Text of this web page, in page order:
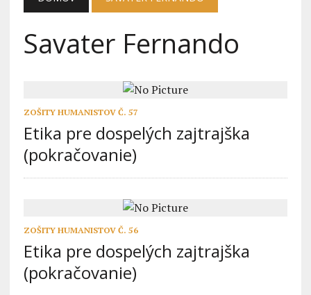
Savater Fernando
ZOŠITY HUMANISTOV Č. 57
Etika pre dospelých zajtrajška
(pokračovanie)
ZOŠITY HUMANISTOV Č. 56
Etika pre dospelých zajtrajška
(pokračovanie)